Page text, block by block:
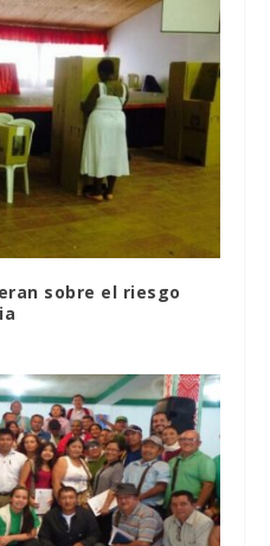
sobre el riesgo